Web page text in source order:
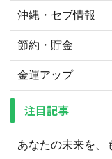
沖縄・セブ情報
節約・貯金
金運アップ
注目記事
あなたの未来を、